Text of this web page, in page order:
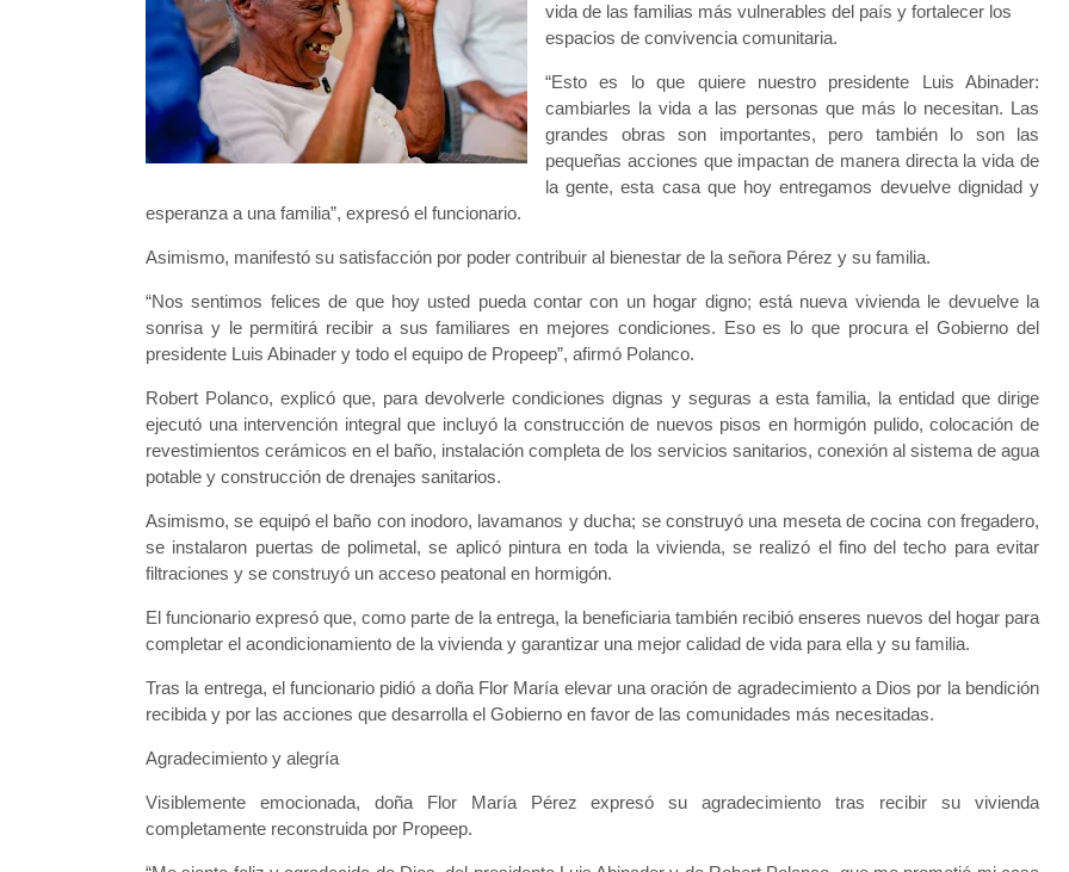
vida de las familias más vulnerables del país y fortalecer los
espacios de convivencia comunitaria.
“Esto es lo que quiere nuestro presidente Luis Abinader:
cambiarles la vida a las personas que más lo necesitan. Las
grandes obras son importantes, pero también lo son las
pequeñas acciones que impactan de manera directa la vida de
la gente, esta casa que hoy entregamos devuelve dignidad y
esperanza a una familia”, expresó el funcionario.
Asimismo, manifestó su satisfacción por poder contribuir al bienestar de la señora Pérez y su familia.
“Nos sentimos felices de que hoy usted pueda contar con un hogar digno; está nueva vivienda le devuelve la
sonrisa y le permitirá recibir a sus familiares en mejores condiciones. Eso es lo que procura el Gobierno del
presidente Luis Abinader y todo el equipo de Propeep”, afirmó Polanco.
Robert Polanco, explicó que, para devolverle condiciones dignas y seguras a esta familia, la entidad que dirige
ejecutó una intervención integral que incluyó la construcción de nuevos pisos en hormigón pulido, colocación de
revestimientos cerámicos en el baño, instalación completa de los servicios sanitarios, conexión al sistema de agua
potable y construcción de drenajes sanitarios.
Asimismo, se equipó el baño con inodoro, lavamanos y ducha; se construyó una meseta de cocina con fregadero,
se instalaron puertas de polimetal, se aplicó pintura en toda la vivienda, se realizó el fino del techo para evitar
filtraciones y se construyó un acceso peatonal en hormigón.
El funcionario expresó que, como parte de la entrega, la beneficiaria también recibió enseres nuevos del hogar para
completar el acondicionamiento de la vivienda y garantizar una mejor calidad de vida para ella y su familia.
Tras la entrega, el funcionario pidió a doña Flor María elevar una oración de agradecimiento a Dios por la bendición
recibida y por las acciones que desarrolla el Gobierno en favor de las comunidades más necesitadas.
Agradecimiento y alegría
Visiblemente emocionada, doña Flor María Pérez expresó su agradecimiento tras recibir su vivienda
completamente reconstruida por Propeep.